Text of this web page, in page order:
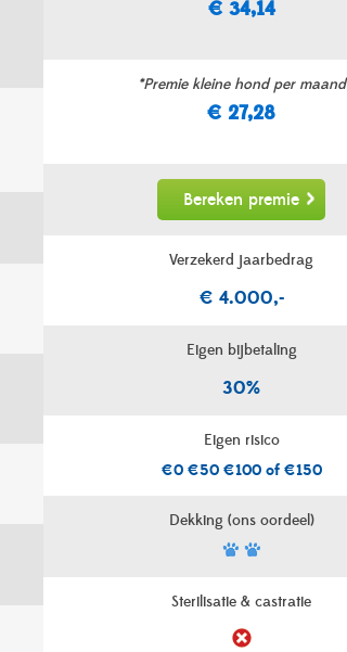
€ 34,14
*Premie kleine hond per maand
€ 27,28
Bereken premie
Verzekerd jaarbedrag
€ 4.000,-
Eigen bijbetaling
30%
Eigen risico
€0 €50 €100 of €150
Dekking (ons oordeel)
Sterilisatie & castratie